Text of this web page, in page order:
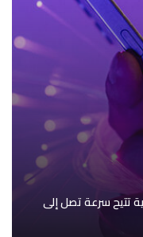
تتيح سرعة تصل إلى